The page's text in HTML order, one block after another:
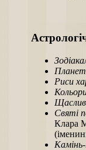
Риси
Святі
Клара